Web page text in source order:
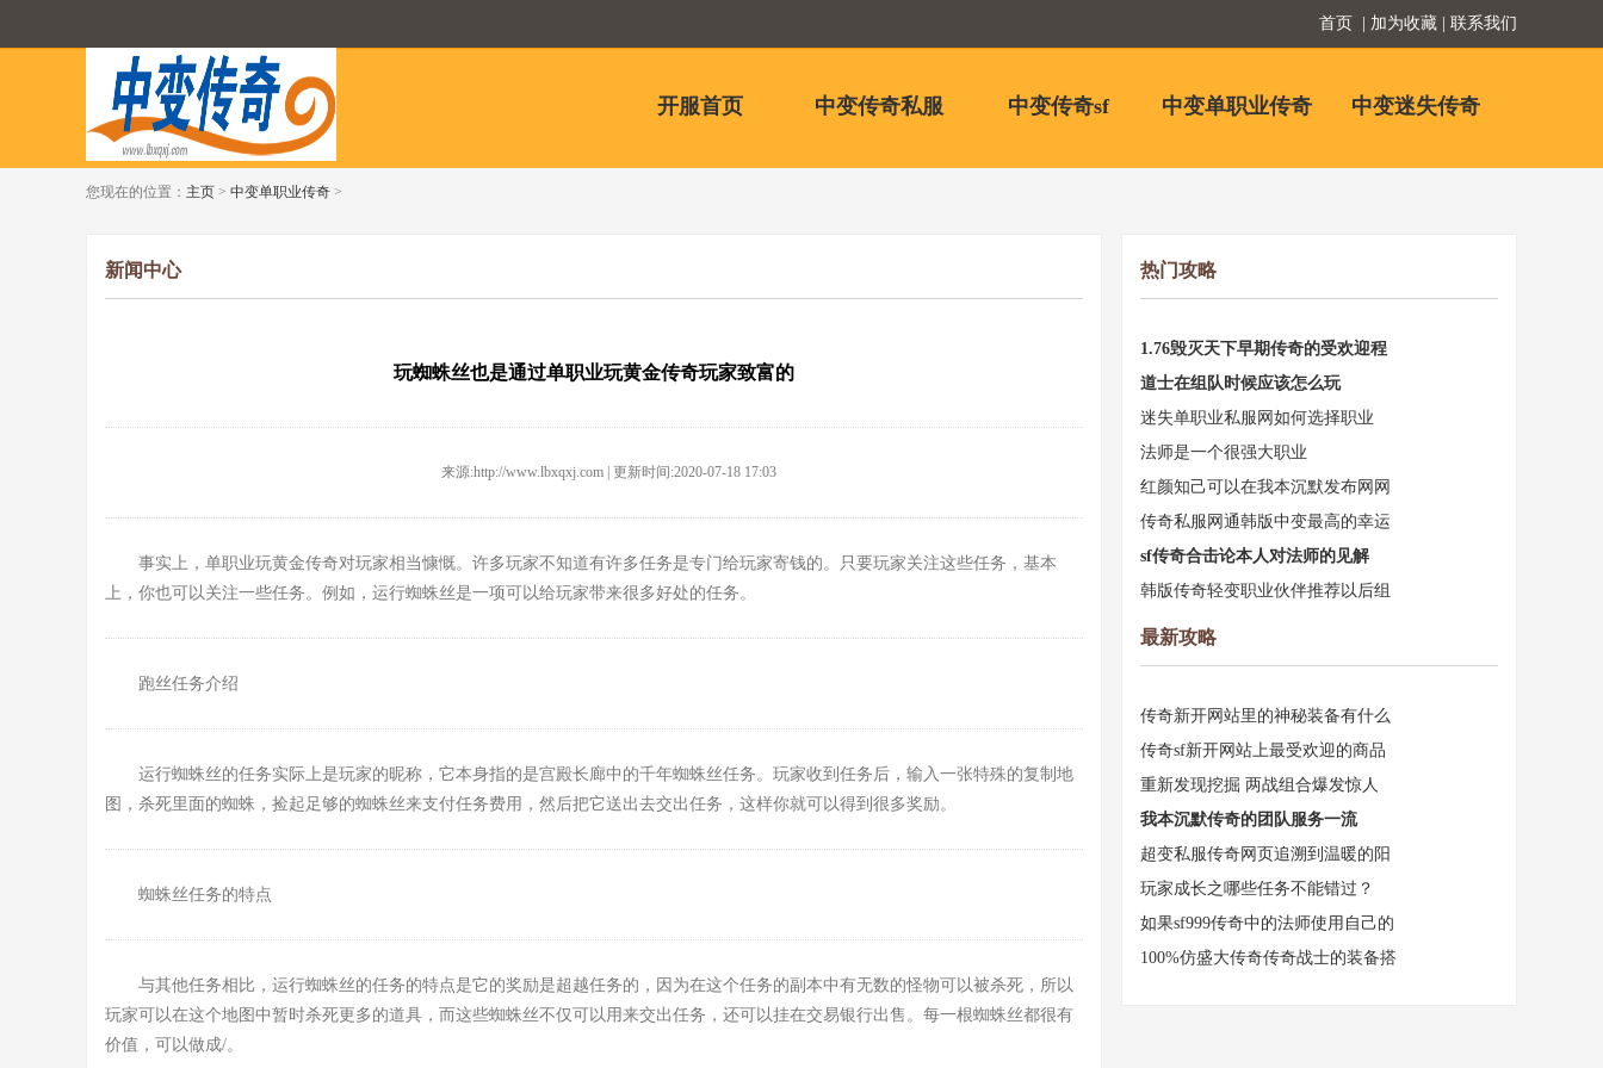
首页 | 加为收藏 | 联系我们
开服首页 中变传奇私服 中变传奇sf 中变单职业传奇 中变迷失传奇
您现在的位置： 主页 > 中变单职业传奇 >
新闻中心
玩蜘蛛丝也是通过单职业玩黄金传奇玩家致富的
来源:http://www.lbxqxj.com | 更新时间:2020-07-18 17:03
事实上，单职业玩黄金传奇对玩家相当慷慨。许多玩家不知道有许多任务是专门给玩家寄钱的。只要玩家关注这些任务，基本
上，你也可以关注一些任务。例如，运行蜘蛛丝是一项可以给玩家带来很多好处的任务。
跑丝任务介绍
运行蜘蛛丝的任务实际上是玩家的昵称，它本身指的是宫殿长廊中的千年蜘蛛丝任务。玩家收到任务后，输入一张特殊的复制地
图，杀死里面的蜘蛛，捡起足够的蜘蛛丝来支付任务费用，然后把它送出去交出任务，这样你就可以得到很多奖励。
蜘蛛丝任务的特点
与其他任务相比，运行蜘蛛丝的任务的特点是它的奖励是超越任务的，因为在这个任务的副本中有无数的怪物可以被杀死，所以
玩家可以在这个地图中暂时杀死更多的道具，而这些蜘蛛丝不仅可以用来交出任务，还可以挂在交易银行出售。每一根蜘蛛丝都很有
价值，可以做成/。
热门攻略
1.76毁灭天下早期传奇的受欢迎程
道士在组队时候应该怎么玩
迷失单职业私服网如何选择职业
法师是一个很强大职业
红颜知己可以在我本沉默发布网网
传奇私服网通韩版中变最高的幸运
sf传奇合击论本人对法师的见解
韩版传奇轻变职业伙伴推荐以后组
最新攻略
传奇新开网站里的神秘装备有什么
传奇sf新开网站上最受欢迎的商品
重新发现挖掘 两战组合爆发惊人
我本沉默传奇的团队服务一流
超变私服传奇网页追溯到温暖的阳
玩家成长之哪些任务不能错过？
如果sf999传奇中的法师使用自己的
100%仿盛大传奇传奇战士的装备搭